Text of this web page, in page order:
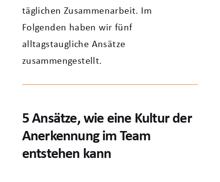
täglichen Zusammenarbeit. Im
Folgenden haben wir fünf
alltagstaugliche Ansätze
zusammengestellt.
5 Ansätze, wie eine Kultur der
Anerkennung im Team
entstehen kann